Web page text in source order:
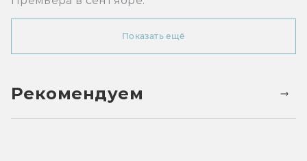
Показать ещё
Рекомендуем